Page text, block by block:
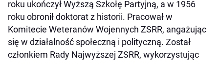
roku ukończył Wyższą Szkołę Partyjną, a w 1956
roku obronił doktorat z historii. Pracował w
Komitecie Weteranów Wojennych ZSRR, angażując
się w działalność społeczną i polityczną. Został
członkiem Rady Najwyższej ZSRR, wykorzystując